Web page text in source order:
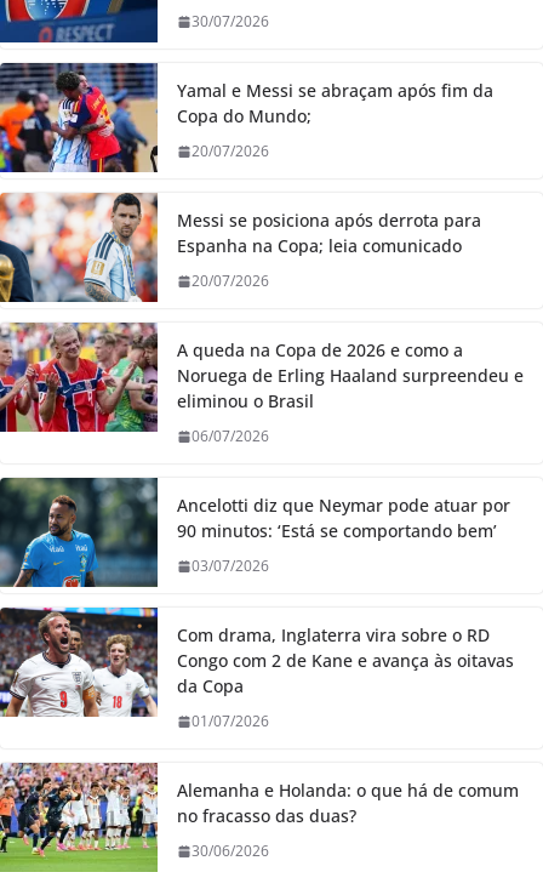
30/07/2026
Yamal e Messi se abraçam após fim da
Copa do Mundo;
20/07/2026
Messi se posiciona após derrota para
Espanha na Copa; leia comunicado
20/07/2026
A queda na Copa de 2026 e como a
Noruega de Erling Haaland surpreendeu e
eliminou o Brasil
06/07/2026
Ancelotti diz que Neymar pode atuar por
90 minutos: ‘Está se comportando bem’
03/07/2026
Com drama, Inglaterra vira sobre o RD
Congo com 2 de Kane e avança às oitavas
da Copa
01/07/2026
Alemanha e Holanda: o que há de comum
no fracasso das duas?
30/06/2026